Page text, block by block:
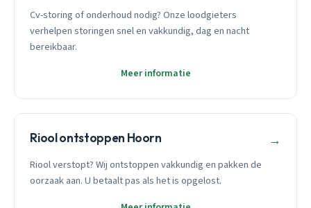
Cv-storing of onderhoud nodig? Onze loodgieters
verhelpen storingen snel en vakkundig, dag en nacht
bereikbaar.
Meer informatie
Riool ontstoppen Hoorn →
Riool verstopt? Wij ontstoppen vakkundig en pakken de
oorzaak aan. U betaalt pas als het is opgelost.